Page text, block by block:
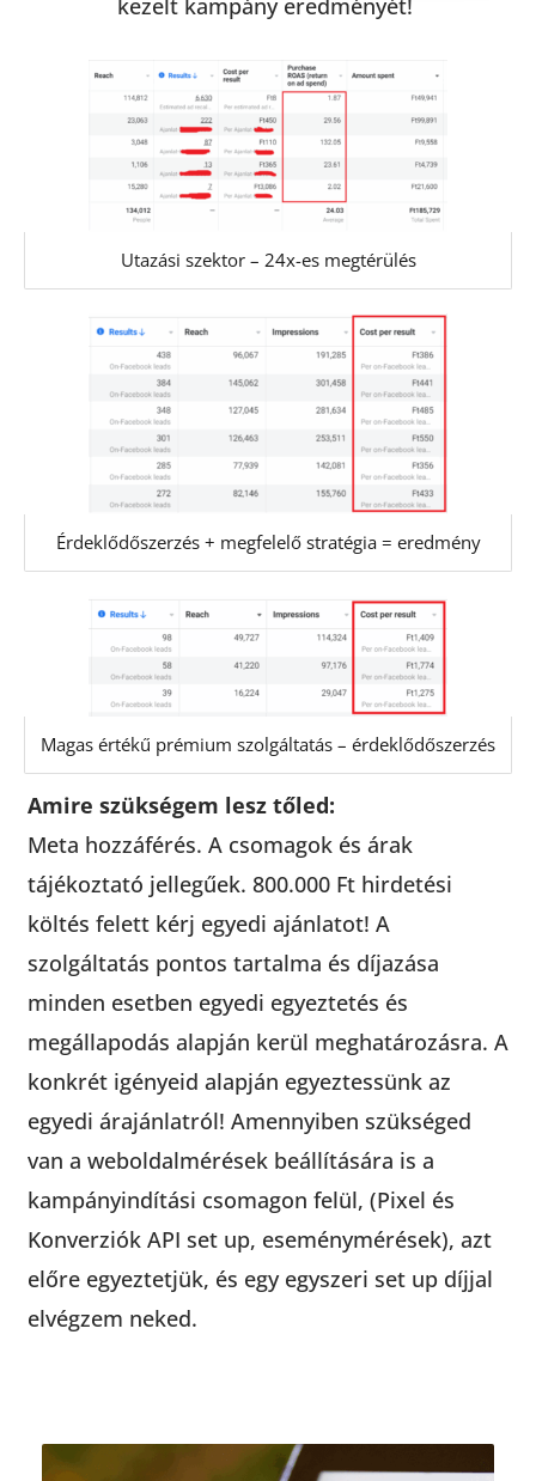
kezelt kampány eredményét!
Utazási szektor – 24x-es megtérülés
Érdeklődőszerzés + megfelelő stratégia = eredmény
Magas értékű prémium szolgáltatás – érdeklődőszerzés
Amire szükségem lesz tőled:
Meta hozzáférés. A csomagok és árak
tájékoztató jellegűek. 800.000 Ft hirdetési
költés felett kérj egyedi ajánlatot! A
szolgáltatás pontos tartalma és díjazása
minden esetben egyedi egyeztetés és
megállapodás alapján kerül meghatározásra. A
konkrét igényeid alapján egyeztessünk az
egyedi árajánlatról! Amennyiben szükséged
van a weboldalmérések beállítására is a
kampányindítási csomagon felül, (Pixel és
Konverziók API set up, eseménymérések), azt
előre egyeztetjük, és egy egyszeri set up díjjal
elvégzem neked.